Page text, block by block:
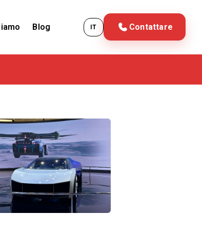
Blog IT Contattare